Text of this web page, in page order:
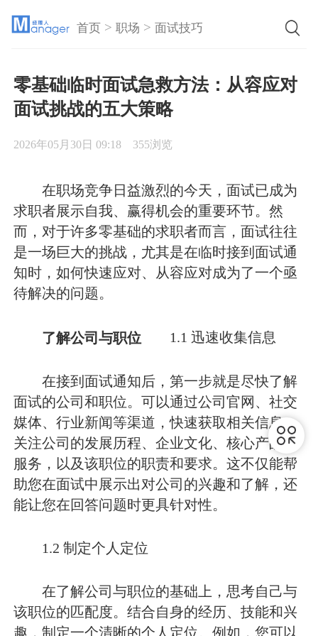
首页 >职场 >面试技巧
零基础临时面试急救方法：从容应对
面试挑战的五大策略
2026年05月30日 09:18 355浏览
在职场竞争日益激烈的今天，面试已成为
求职者展示自我、赢得机会的重要环节。然
而，对于许多零基础的求职者而言，面试往往
是一场巨大的挑战，尤其是在临时接到面试通
知时，如何快速应对、从容应对成为了一个亟
待解决的问题。
了解公司与职位 1.1 迅速收集信息
在接到面试通知后，第一步就是尽快了解
面试的公司和职位。可以通过公司官网、社交
媒体、行业新闻等渠道，快速获取相关信息。
关注公司的发展历程、企业文化、核心产品及
服务，以及该职位的职责和要求。这不仅能帮
助您在面试中展示出对公司的兴趣和了解，还
能让您在回答问题时更具针对性。
1.2 制定个人定位
在了解公司与职位的基础上，思考自己与
该职位的匹配度。结合自身的经历、技能和兴
趣，制定一个清晰的个人定位。例如，您可以